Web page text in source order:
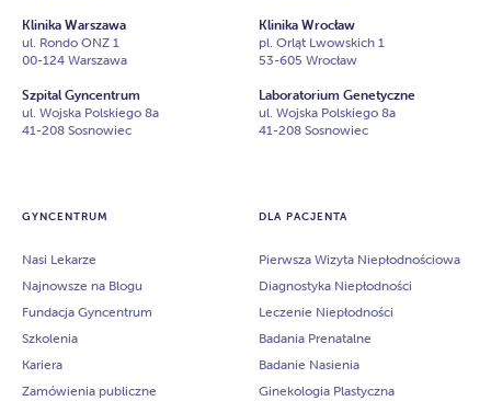
GYNCENTRUM
Nasi Lekarze
Najnowsze na Blogu
Fundacja Gyncentrum
Szkolenia
Kariera
Zamówienia publiczne
DLA PACJENTA
Pierwsza Wizyta Niepłodnościowa
Diagnostyka Niepłodności
Leczenie Niepłodności
Badania Prenatalne
Badanie Nasienia
Ginekologia Plastyczna
Klinika Warszawa
ul. Rondo ONZ 1
00-124 Warszawa
Klinika Wrocław
pl. Orląt Lwowskich 1
53-605 Wrocław
Szpital Gyncentrum
ul. Wojska Polskiego 8a
41-208 Sosnowiec
Laboratorium Genetyczne
ul. Wojska Polskiego 8a
41-208 Sosnowiec